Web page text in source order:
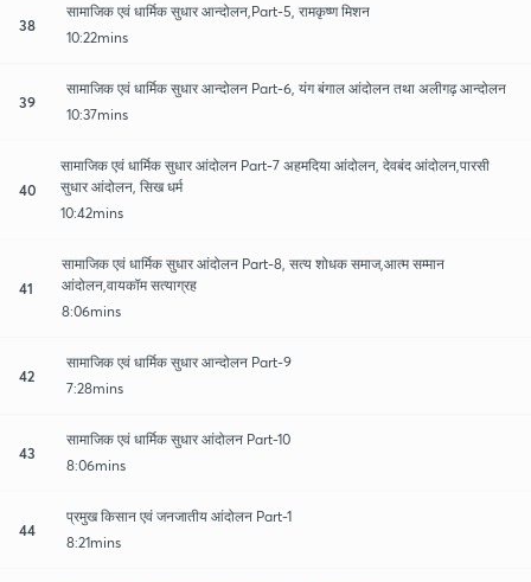
38
सामाजिक एवं धार्मिक सुधार आन्दोलन,Part-5, रामकृष्ण मिशन
10:22mins
39
सामाजिक एवं धार्मिक सुधार आन्दोलन Part-6, यंग बंगाल आंदोलन तथा अलीगढ़ आन्दोलन
10:37mins
40
सामाजिक एवं धार्मिक सुधार आंदोलन Part-7 अहमदिया आंदोलन, देवबंद आंदोलन,पारसी
सुधार आंदोलन, सिख धर्म
10:42mins
41
सामाजिक एवं धार्मिक सुधार आंदोलन Part-8, सत्य शोधक समाज,आत्म सम्मान
आंदोलन,वायकॉम सत्याग्रह
8:06mins
42
सामाजिक एवं धार्मिक सुधार आन्दोलन Part-9
7:28mins
43
सामाजिक एवं धार्मिक सुधार आंदोलन Part-10
8:06mins
44
प्रमुख किसान एवं जनजातीय आंदोलन Part-1
8:21mins